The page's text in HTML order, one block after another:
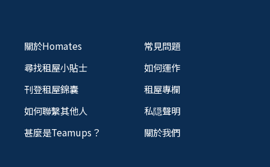
關於Homates
尋找租屋小貼士
刊登租屋錦囊
如何聯繫其他人
甚麼是Teamups？
常見問題
如何運作
租屋專欄
私隠聲明
關於我們